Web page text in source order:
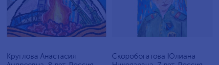
Круглова Анастасия
Скоробогатова Юлиана